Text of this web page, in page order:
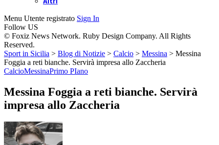
Menu Utente registrato Sign In
Follow US
© Foxiz News Network. Ruby Design Company. All Rights
Reserved.
Sport in Sicilia > Blog di Notizie > Calcio > Messina > Messina
Foggia a reti bianche. Servirà impresa allo Zaccheria
CalcioMessinaPrimo PIano
Messina Foggia a reti bianche. Servirà
impresa allo Zaccheria